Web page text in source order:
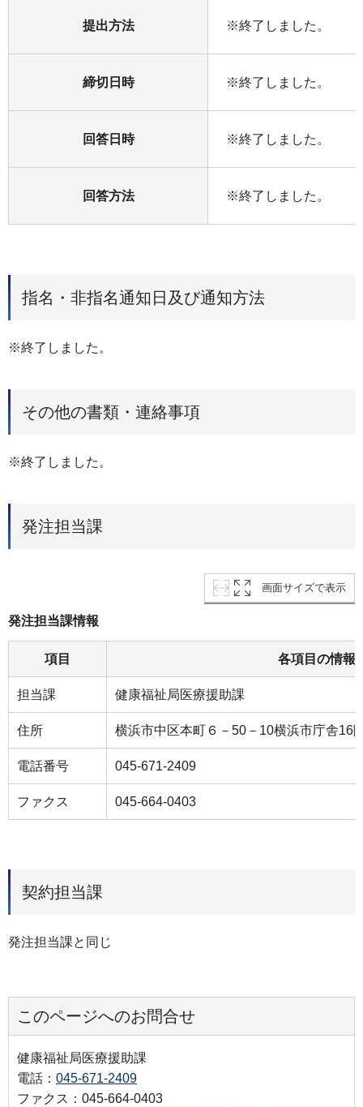
提出方法 ※終了しました。
締切日時 ※終了しました。
回答日時 ※終了しました。
回答方法 ※終了しました。
指名・非指名通知日及び通知方法
※終了しました。
その他の書類・連絡事項
※終了しました。
発注担当課
画面サイズで表示
発注担当課情報
項目 各項目の情報
担当課 健康福祉局医療援助課
住所 横浜市中区本町６－50－10横浜市庁舎16
電話番号 045-671-2409
ファクス 045-664-0403
契約担当課
発注担当課と同じ
このページへのお問合せ
健康福祉局医療援助課
電話： 045-671-2409
ファクス：045-664-0403